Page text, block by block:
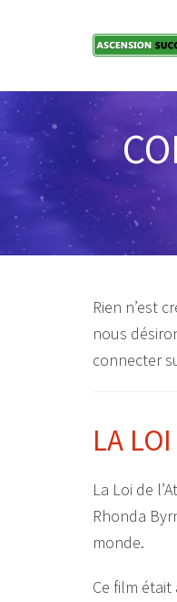
Rien n’est
nous
connecter
LA
La Loi de
Rhonda
monde.
Ce film